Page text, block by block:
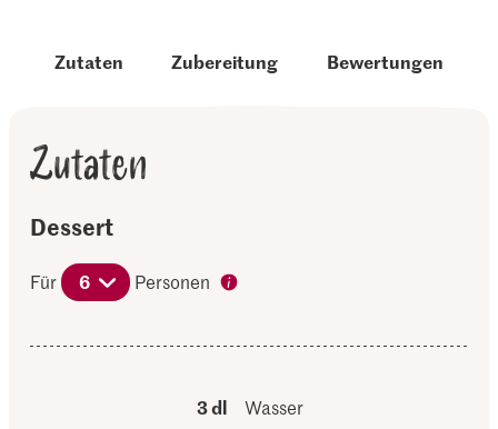
Zutaten Zubereitung Bewertungen
Zutaten
Dessert
Für 6 Personen
3 dl
Wasser